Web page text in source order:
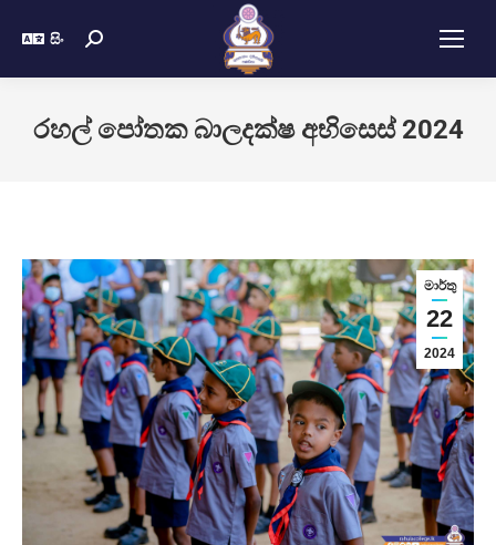
සිං
රහල් පෝතක බාලදක්ෂ අභිසෙස් 2024
මාර්තු
22
2024